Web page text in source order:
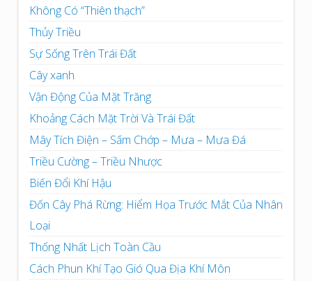
Không Có “Thiên thạch”
Thủy Triều
Sự Sống Trên Trái Đất
Cây xanh
Vận Động Của Mặt Trăng
Khoảng Cách Mặt Trời Và Trái Đất
Mây Tích Điện – Sấm Chớp – Mưa – Mưa Đá
Triều Cường – Triều Nhược
Biến Đổi Khí Hậu
Đốn Cây Phá Rừng: Hiểm Họa Trước Mắt Của Nhân
Loại
Thống Nhất Lịch Toàn Cầu
Cách Phun Khí Tạo Gió Qua Địa Khí Môn